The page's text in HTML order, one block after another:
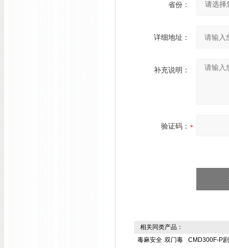
省份：
详细地址：
补充说明：
验证码：
相关同类产品：
毒麻安全 双门毒
CMD300F-P